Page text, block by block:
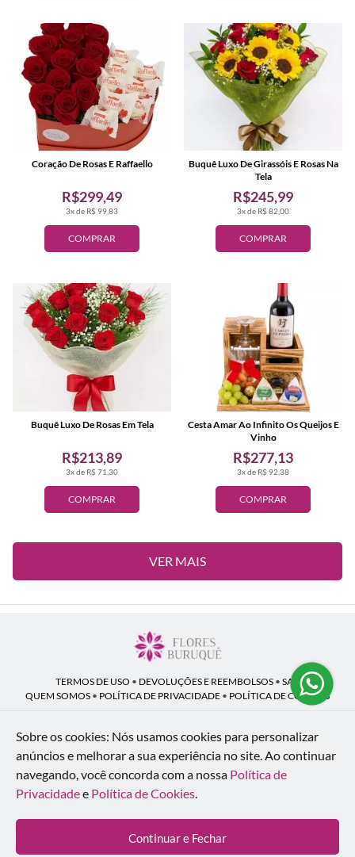
COMPRAR
3x de R$ 99,83
R$299,49
Coração De Rosas E Raffaello
COMPRAR
3x de R$ 82,00
R$245,99
Buquê Luxo De Girassóis E Rosas Na
Tela
COMPRAR
3x de R$ 71,30
R$213,89
Buquê Luxo De Rosas Em Tela
COMPRAR
3x de R$ 92,38
R$277,13
Cesta Amar Ao Infinito Os Queijos E
Vinho
VER MAIS
TERMOS DE USO • DEVOLUÇÕES E REEMBOLSOS • SAC
QUEM SOMOS • POLÍTICA DE PRIVACIDADE • POLÍTICA DE COOKIES
Flores Buruquê | CNPJ: 53.136.758/0001-18
Rua Coronel João Guilherme Guimarães, 1640 - Bom Retiro - Curitiba - PR -
80520-280
WhatsApp: (41) 98154-876| Telefone: (41) 9 9815-4876
© 2024-2026 - Todos os direitos reservados - Desenvolvido por
Inteligentes
Sobre os cookies: Nós usamos cookies para personalizar
anúncios e melhorar a sua experiência no site.Ao continuar
navegando, você concorda com a nossa Política de
Privacidadee Política de Cookies.
Continuar e Fechar